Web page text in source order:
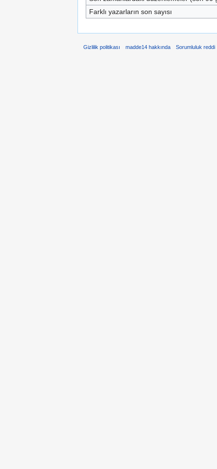
Farklı yazarların son sayısı
Gizlilik politikası madde14 hakkında Sorumluluk reddi